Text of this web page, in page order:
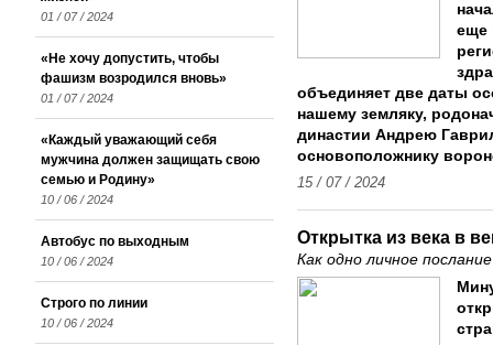
еще
объединяет две даты
нашему земляку,
династии Андрею
основоположнику
15 / 07 / 2024
Открытка из века в
Как одно личное
01 / 07 / 2024
«Не хочу допустить, чтобы
фашизм возродился вновь»
01 / 07 / 2024
«Каждый уважающий себя
мужчина должен защищать свою
семью и Родину»
10 / 06 / 2024
Автобус по выходным
10 / 06 / 2024
Строго по линии
10 / 06 / 2024